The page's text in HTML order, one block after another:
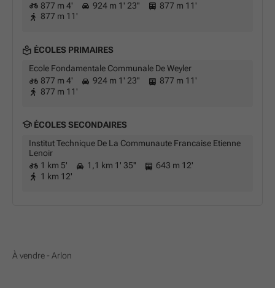
877 m 4'
924 m 1' 23''
877 m 11'
877 m 11'
ÉCOLES PRIMAIRES
Ecole Fondamentale Communale De Weyler
877 m 4'
924 m 1' 23''
877 m 11'
877 m 11'
ÉCOLES SECONDAIRES
Institut Technique De La Communaute Francaise Etienne
Lenoir
1 km 5'
1,1 km 1' 35''
643 m 12'
1 km 12'
À vendre - Arlon